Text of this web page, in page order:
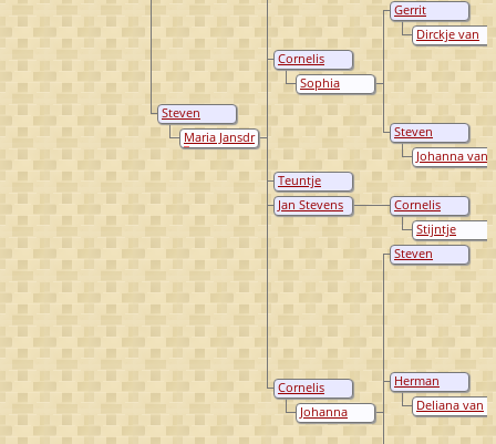
Gerrit
Cornelisz
VerbrughDirckje van
Viceler
Steven
Verbrugh
Johanna van
Grootvelt
Cornelis
Stevensz de
Oude
Verbrugh
Sophia
Willems de
Kemp
Teuntje
Verbrugh
Cornelis
Jansz
Verbrugh
Stijntje
Lamberts
Jan Stevens
Verbrugh
Steven
Cornelisz
Verbrugh
Herman
Verbrugh
Deliana van
Essevelt
Cornelis
Stevensz de
Jonge
Verbrugh
Johanna
Jansdr. van
Steven
Hermansz
Verbrugh
Maria Jansdr